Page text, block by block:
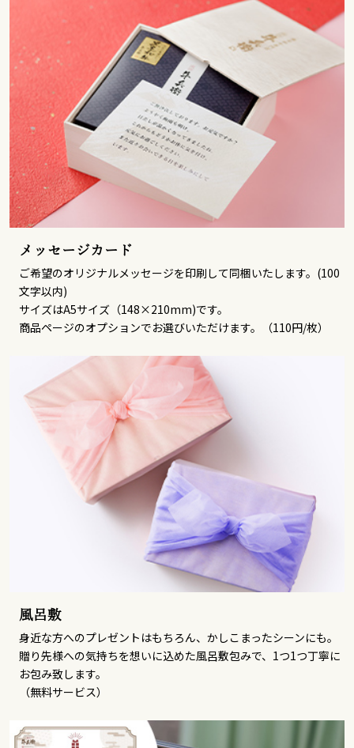
メッセージカード
ご希望のオリジナルメッセージを印刷して同梱いたします。(100
文字以内)
サイズはA5サイズ（148×210mm)です。
商品ページのオプションでお選びいただけます。（110円/枚）
風呂敷
身近な方へのプレゼントはもちろん、かしこまったシーンにも。
贈り先様への気持ちを想いに込めた風呂敷包みで、1つ1つ丁寧に
お包み致します。
（無料サービス）